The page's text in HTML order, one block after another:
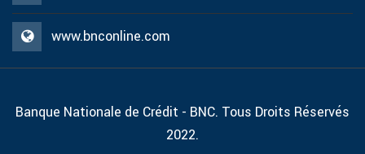
www.bnconline.com
Banque Nationale de Crédit - BNC. Tous Droits Réservés
2022.